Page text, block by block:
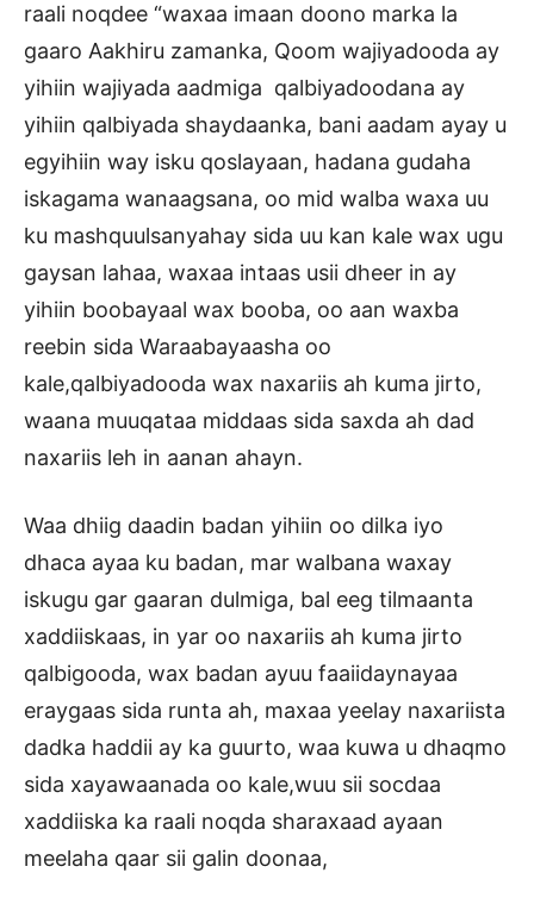
raali noqdee “waxaa imaan doono marka la
gaaro Aakhiru zamanka, Qoom wajiyadooda ay
yihiin wajiyada aadmiga qalbiyadoodana ay
yihiin qalbiyada shaydaanka, bani aadam ayay u
egyihiin way isku qoslayaan, hadana gudaha
iskagama wanaagsana, oo mid walba waxa uu
ku mashquulsanyahay sida uu kan kale wax ugu
gaysan lahaa, waxaa intaas usii dheer in ay
yihiin boobayaal wax booba, oo aan waxba
reebin sida Waraabayaasha oo
kale,qalbiyadooda wax naxariis ah kuma jirto,
waana muuqataa middaas sida saxda ah dad
naxariis leh in aanan ahayn.
Waa dhiig daadin badan yihiin oo dilka iyo
dhaca ayaa ku badan, mar walbana waxay
iskugu gar gaaran dulmiga, bal eeg tilmaanta
xaddiiskaas, in yar oo naxariis ah kuma jirto
qalbigooda, wax badan ayuu faaiidaynayaa
eraygaas sida runta ah, maxaa yeelay naxariista
dadka haddii ay ka guurto, waa kuwa u dhaqmo
sida xayawaanada oo kale,wuu sii socdaa
xaddiiska ka raali noqda sharaxaad ayaan
meelaha qaar sii galin doonaa,